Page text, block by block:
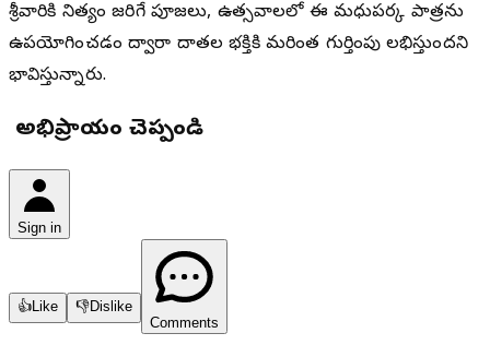
శ్రీవారికి నిత్యం జరిగే పూజలు, ఉత్సవాలలో ఈ మధుపర్క పాత్రను
ఉపయోగించడం ద్వారా దాతల భక్తికి మరింత గుర్తింపు లభిస్తుందని
భావిస్తున్నారు.
మీ అభిప్రాయం చెప్పండి
Sign in
👍Like 👎Dislike
Comments